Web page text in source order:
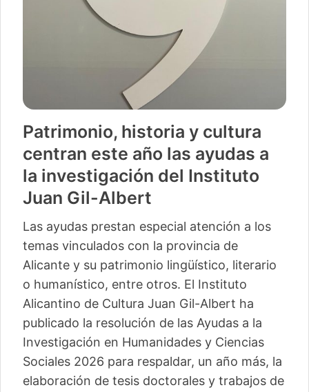
Patrimonio, historia y cultura
centran este año las ayudas a
la investigación del Instituto
Juan Gil-Albert
Las ayudas prestan especial atención a los
temas vinculados con la provincia de
Alicante y su patrimonio lingüístico, literario
o humanístico, entre otros. El Instituto
Alicantino de Cultura Juan Gil-Albert ha
publicado la resolución de las Ayudas a la
Investigación en Humanidades y Ciencias
Sociales 2026 para respaldar, un año más, la
elaboración de tesis doctorales y trabajos de